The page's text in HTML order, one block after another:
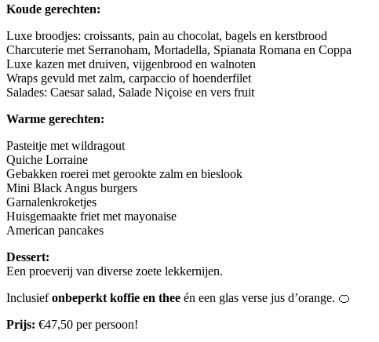
Koude gerechten:
Luxe broodjes: croissants, pain au chocolat, bagels en kerstbrood
Charcuterie met Serranoham, Mortadella, Spianata Romana en Coppa
Luxe kazen met druiven, vijgenbrood en walnoten
Wraps gevuld met zalm, carpaccio of hoenderfilet
Salades: Caesar salad, Salade Niçoise en vers fruit
Warme gerechten:
Pasteitje met wildragout
Quiche Lorraine
Gebakken roerei met gerookte zalm en bieslook
Mini Black Angus burgers
Garnalenkroketjes
Huisgemaakte friet met mayonaise
American pancakes
Dessert:
Een proeverij van diverse zoete lekkernijen.
Inclusiefonbeperkt koffie en thee én een glas verse jus d’orange. 🍊
Prijs: €47,50 per persoon!